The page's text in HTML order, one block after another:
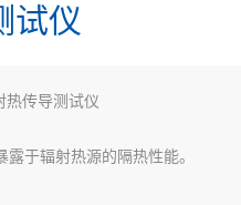
试仪
热传导测试仪
于辐射热源的隔热性能。